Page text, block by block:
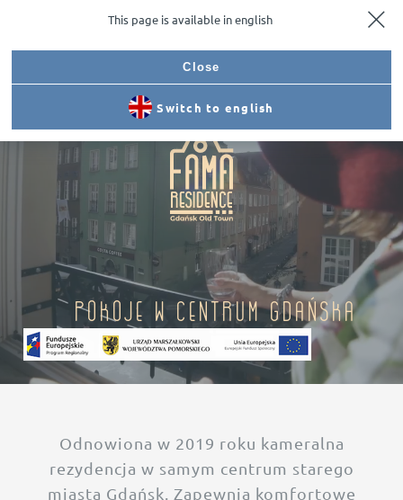
Pokoje w Centrum Gdańska
Odnowiona w 2019 roku kameralna
rezydencja w samym centrum starego
miasta Gdańsk. Zapewnia komfortowe
This page is available in english
Close
Switch to english